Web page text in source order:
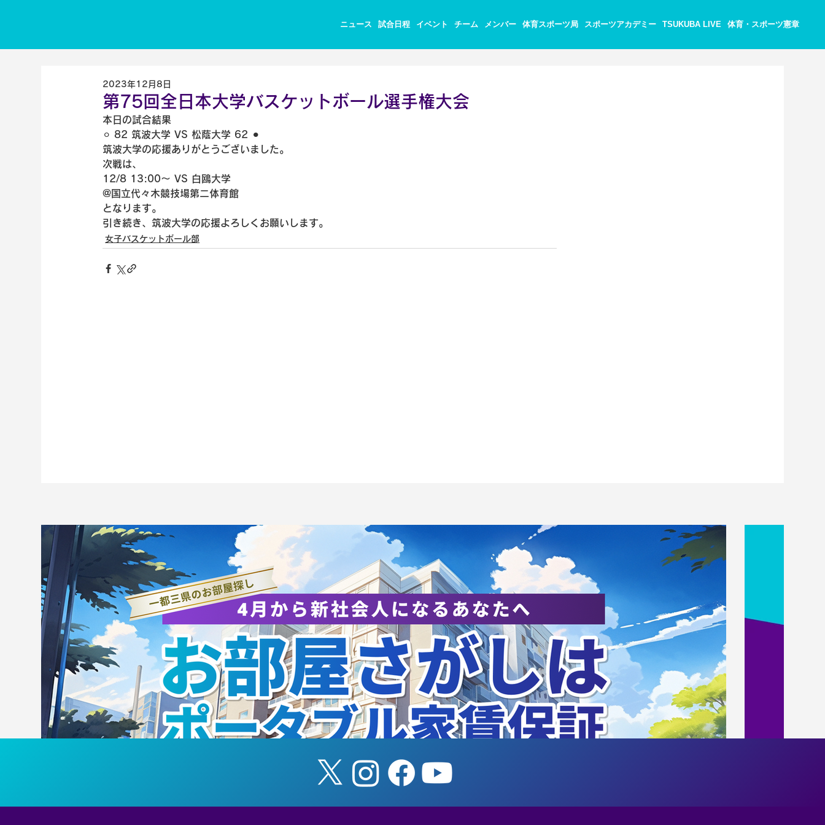
ニュース 試合日程 イベント チーム メンバー 体育スポーツ局 スポーツアカデミー TSUKUBA LIVE 体育・スポーツ憲章
第75回全日本大学バスケットボール選手権大会
2023年12月8日
本日の試合結果
⚪︎ 82 筑波大学 VS 松蔭大学 62 ⚫︎
筑波大学の応援ありがとうございました。
次戦は、
12/8 13:00〜 VS 白鴎大学
@国立代々木競技場第二体育館
となります。
引き続き、筑波大学の応援よろしくお願いします。
女子バスケットボール部
【エスコートキッズ・クリニ
ック参加者募集】8/8（土）
筑波大学ホームゲーム
「TSUKUBA LIVE!
Presented by SMBC」（女
子バスケットボール）のエス
コートキッズ・バスケットボ
【お知らせ】8/8（土） 筑波
大学ホームゲーム
「TSUKUBA LIVE!
Presented by SMBC」（女
子バスケットボール）を開催
します
【山本柊輔氏アドバイザー就
任のお知らせ】